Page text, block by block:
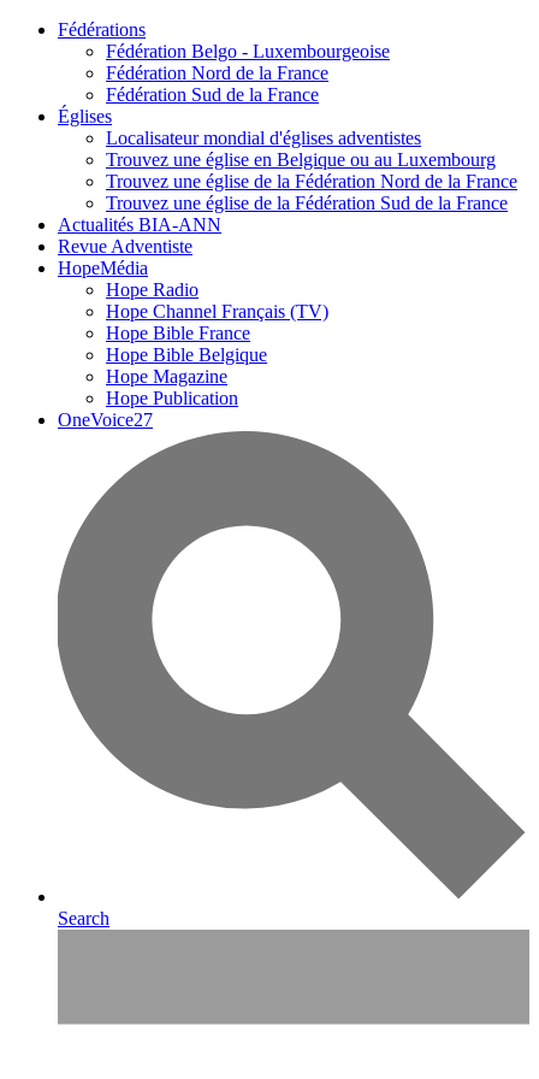
Fédérations
Fédération Belgo - Luxembourgeoise
Fédération Nord de la France
Fédération Sud de la France
Églises
Localisateur mondial d'églises adventistes
Trouvez une église en Belgique ou au Luxembourg
Trouvez une église de la Fédération Nord de la France
Trouvez une église de la Fédération Sud de la France
Actualités BIA-ANN
Revue Adventiste
HopeMédia
Hope Radio
Hope Channel Français (TV)
Hope Bible France
Hope Bible Belgique
Hope Magazine
Hope Publication
OneVoice27
Search